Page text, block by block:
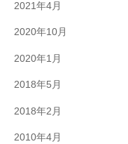
2021年4月
2020年10月
2020年1月
2018年5月
2018年2月
2010年4月